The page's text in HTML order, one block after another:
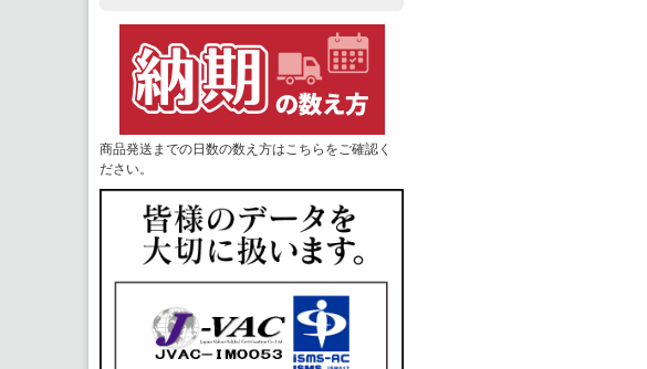
商品発送までの日数の数え方はこちらをご確認く
ださい。